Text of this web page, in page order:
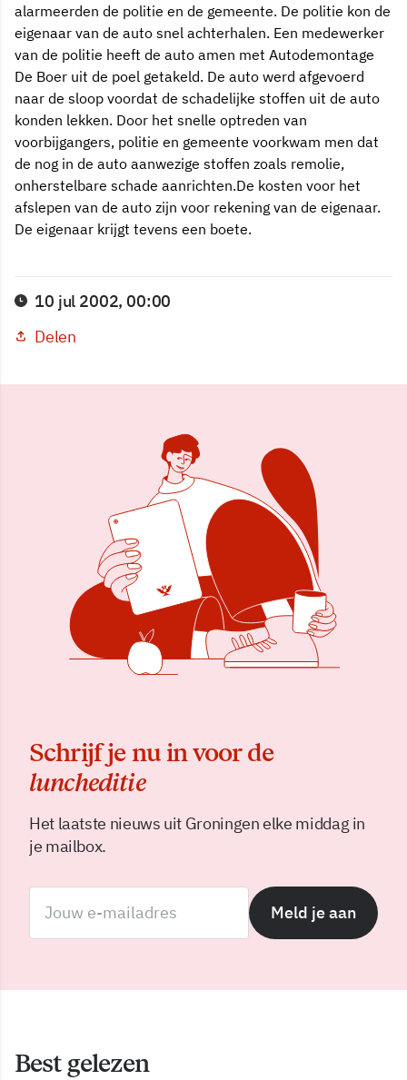
alarmeerden de politie en de gemeente. De politie kon de
eigenaar van de auto snel achterhalen. Een medewerker
van de politie heeft de auto amen met Autodemontage
De Boer uit de poel getakeld. De auto werd afgevoerd
naar de sloop voordat de schadelijke stoffen uit de auto
konden lekken. Door het snelle optreden van
voorbijgangers, politie en gemeente voorkwam men dat
de nog in de auto aanwezige stoffen zoals remolie,
onherstelbare schade aanrichten.De kosten voor het
afslepen van de auto zijn voor rekening van de eigenaar.
De eigenaar krijgt tevens een boete.
10 jul 2002, 00:00
Delen
Schrijf je nu in voor de
luncheditie
Het laatste nieuws uit Groningen elke middag in
je mailbox.
Meld je aan
Best gelezen